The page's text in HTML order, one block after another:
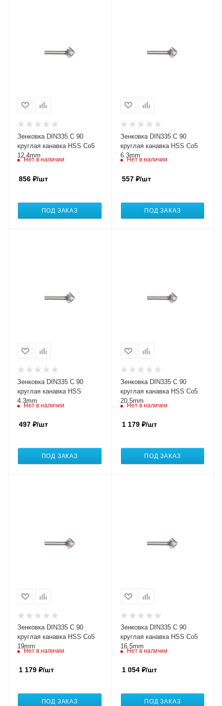
Зенковка DIN335 C 90
круглая канавка HSS Co5
12.4mm
Нет в наличии
856 ₽/шт
ПОД ЗАКАЗ
Зенковка DIN335 C 90
круглая канавка HSS Co5
6.3mm
Нет в наличии
557₽/шт
ПОД ЗАКАЗ
Зенковка DIN335 C 90
круглая канавка HSS
4.3mm
Нет в наличии
497 ₽/шт
ПОД ЗАКАЗ
Зенковка DIN335 C 90
круглая канавка HSS Co5
20.5mm
Нет в наличии
1 179₽/шт
ПОД ЗАКАЗ
Зенковка DIN335 C 90
круглая канавка HSS Co5
19mm
Нет в наличии
1 179 ₽/шт
ПОД ЗАКАЗ
Зенковка DIN335 C 90
круглая канавка HSS Co5
16.5mm
Нет в наличии
1 054₽/шт
ПОД ЗАКАЗ